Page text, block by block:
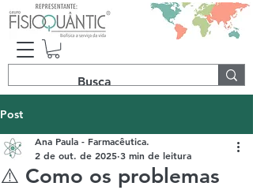
Post
⚠️ Como os problemas
Ana Paula - Farmacêutica.
2 de out. de 2025 3 min de leitura